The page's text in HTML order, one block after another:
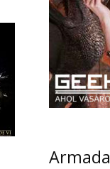
Armada